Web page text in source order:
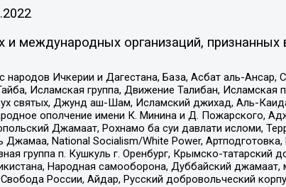
международных организаций, признанных
Ичкерии и Дагестана, База, Асбат аль-Ансар,
Исламская группа, Движение Талибан, Исламская
святых, Джунд аш-Шам, Исламский джихад, Аль-
ополчение имени К. Минина и Д. Пожарского,
Джамаат, Рохнамо ба суи давлати исломи,
National Socialism/White Power, Артподготовка,
группа п. Кушкуль г. Оренбург, Крымско-татарский
Народная самооборона, Дуббайский джамаат,
России, Айдар, Русский добровольческий